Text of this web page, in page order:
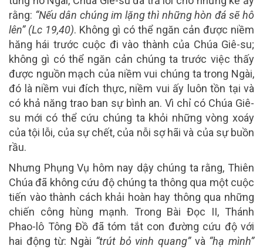
rằng: “Nếu dân chúng im lặng thì những hòn đá sẽ hô
lên” (Lc 19,40). Không gì có thể ngăn cản được niềm
hăng hái trước cuộc đi vào thành của Chúa Giê-su;
không gì có thể ngăn cản chúng ta trước việc thấy
được nguồn mạch của niềm vui chúng ta trong Ngài,
đó là niềm vui đích thực, niềm vui ấy luôn tồn tại và
có khả năng trao ban sự bình an. Vì chỉ có Chúa Giê-
su mới có thể cứu chúng ta khỏi những vòng xoáy
của tội lỗi, của sự chết, của nỗi sợ hãi và của sự buồn
rầu.
Nhưng Phụng Vụ hôm nay dậy chúng ta rằng, Thiên
Chúa đã không cứu độ chúng ta thông qua một cuộc
tiến vào thành cách khải hoàn hay thông qua những
chiến công hùng mạnh. Trong Bài Đọc II, Thánh
Phao-lô Tông Đồ đã tóm tắt con đường cứu độ với
hai động từ: Ngài “trút bỏ vinh quang”và “hạ mình”